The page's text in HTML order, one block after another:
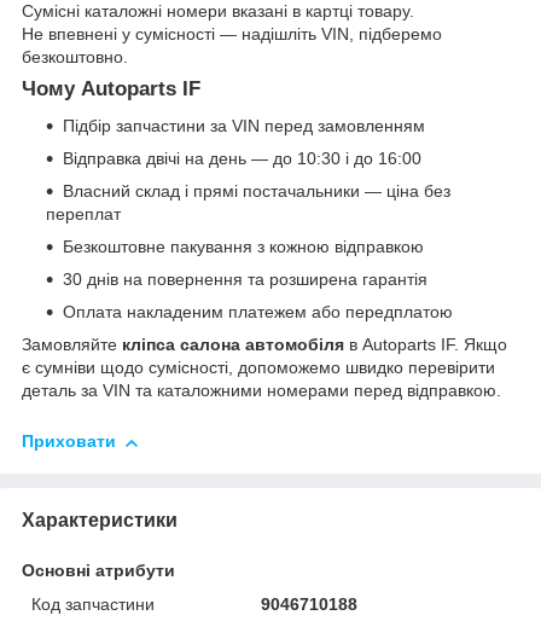
Сумісні каталожні номери вказані в картці товару.
Не впевнені у сумісності — надішліть VIN, підберемо
безкоштовно.
Чому Autoparts IF
Підбір запчастини за VIN перед замовленням
Відправка двічі на день — до 10:30 і до 16:00
Власний склад і прямі постачальники — ціна без
переплат
Безкоштовне пакування з кожною відправкою
30 днів на повернення та розширена гарантія
Оплата накладеним платежем або передплатою
Замовляйте кліпса салона автомобіля в Autoparts IF. Якщо
є сумніви щодо сумісності, допоможемо швидко перевірити
деталь за VIN та каталожними номерами перед відправкою.
Приховати
Характеристики
Основні атрибути
Код запчастини
9046710188